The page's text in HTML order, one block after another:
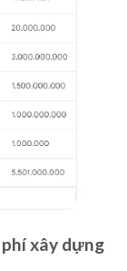
xây dựng